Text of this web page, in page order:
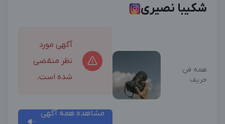
شکیبا نصیری
همه فن
حریف
آگهی مورد
نظر منقضی
شده است.
مشاهده همه آگهی